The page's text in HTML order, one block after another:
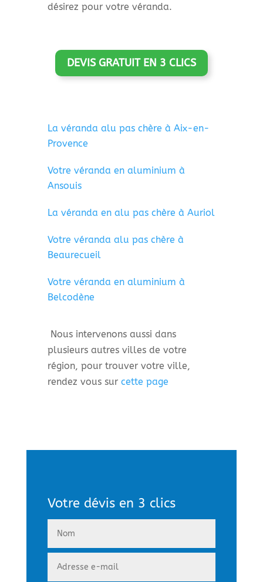
désirez pour votre véranda.
DEVIS GRATUIT EN 3 CLICS
La véranda alu pas chère à Aix-en-
Provence
Votre véranda en aluminium à
Ansouis
La véranda en alu pas chère à Auriol
Votre véranda alu pas chère à
Beaurecueil
Votre véranda en aluminium à
Belcodène
Nous intervenons aussi dans
plusieurs autres villes de votre
région, pour trouver votre ville,
rendez vous sur cette page
Votre dévis en 3 clics